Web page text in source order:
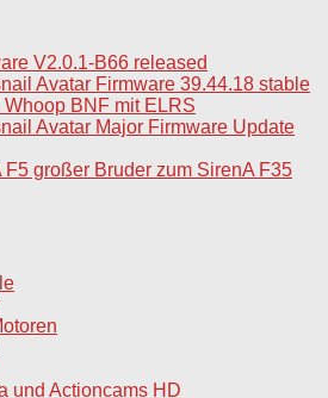
V2.0.1-B66 released
Avatar Firmware 39.44.18 stable
Whoop BNF mit ELRS
Avatar Major Firmware Update
großer Bruder zum SirenA F35
und Actioncams HD